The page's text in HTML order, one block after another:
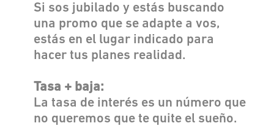
Si sos jubilado y estás buscando
una promo que se adapte a vos,
estás en el lugar indicado para
hacer tus planes realidad.
Tasa + baja:
La tasa de interés es un número que
no queremos que te quite el sueño.